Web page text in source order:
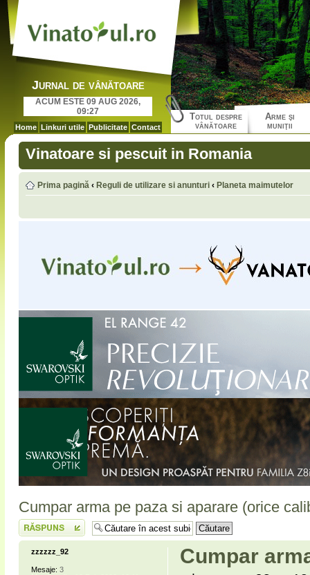
Jurnal de vânătoare
ACUM ESTE 09 AUG 2026,
09:27
Home Linkuri utile Publicitate Contact
Totul despre
vânătoare
Arme şi
muniţii
Vinatoare si pescuit in Romania
Prima pagină ‹ Reguli de utilizare si anunturi ‹ Planeta maimutelor
Cumpar arma pe paza si aparare (orice
Scrie un răspuns
Cumpar
zzzzzz_92
Mesaje: 3